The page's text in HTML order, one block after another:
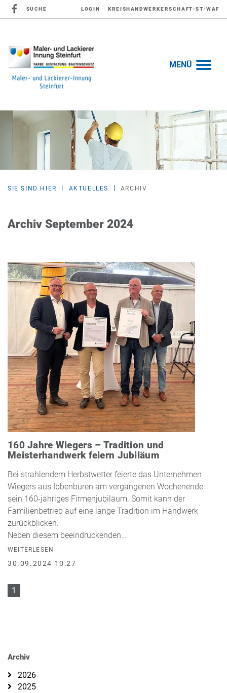
SUCHE LOGIN KREISHANDWERKERSCHAFT-ST-WAF
MENÜ
SIE SIND HIER AKTUELLES ARCHIV
Archiv September 2024
160 Jahre Wiegers – Tradition und
Meisterhandwerk feiern Jubiläum
Bei strahlendem Herbstwetter feierte das Unternehmen
Wiegers aus Ibbenbüren am vergangenen Wochenende
sein 160-jähriges Firmenjubiläum. Somit kann der
Familienbetrieb auf eine lange Tradition im Handwerk
zurückblicken.
Neben diesem beeindruckenden…
WEITERLESEN
30.09.2024 10:27
1
Archiv
2026
2025